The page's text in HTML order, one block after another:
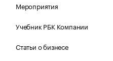
Мероприятия
Учебник РБК Компании
Статьи о бизнесе